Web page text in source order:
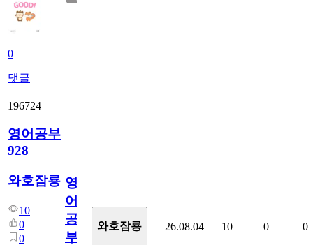
0
댓글
196724
영어공부
928
와호잠룡
10
0
0
영
어
공
부
와호잠룡 26.08.04 10 0 0